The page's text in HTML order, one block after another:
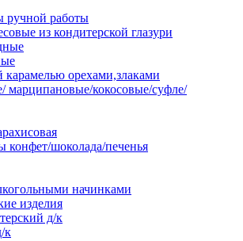
ручной работы
из кондитерской глазури
карамелью орехами,злаками
марципановые/кокосовые/суфле/
конфет/шоколада/печенья
начинками
изделия
д/к
к